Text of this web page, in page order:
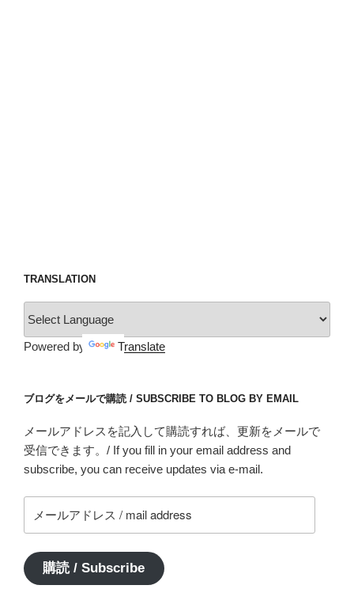
TRANSLATION
Powered by Translate
ブログをメールで購読 / SUBSCRIBE TO BLOG BY EMAIL
メールアドレスを記入して購読すれば、更新をメールで
受信できます。/ If you fill in your email address and
subscribe, you can receive updates via e-mail.
ー
ア
ド
購読 / Subscribe